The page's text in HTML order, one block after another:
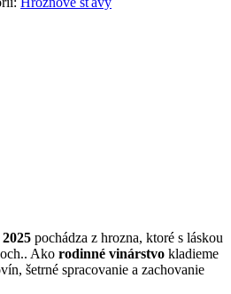
pochádza z hrozna, ktoré s láskou
Ako rodinné vinárstvo kladieme
šetrné spracovanie a zachovanie